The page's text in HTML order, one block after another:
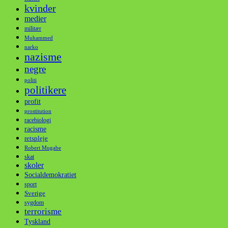
kvinder
medier
militær
Muhammed
narko
nazisme
negre
politi
politikere
profit
prostitution
racebiologi
racisme
retspleje
Robert Mugabe
skat
skoler
Socialdemokratiet
sport
Sverige
sygdom
terrorisme
Tyskland